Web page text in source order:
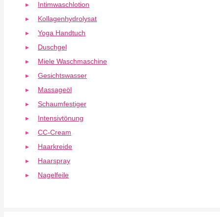
Intimwaschlotion
Kollagenhydrolysat
Yoga Handtuch
Duschgel
Miele Waschmaschine
Gesichtswasser
Massageöl
Schaumfestiger
Intensivtönung
CC-Cream
Haarkreide
Haarspray
Nagelfeile